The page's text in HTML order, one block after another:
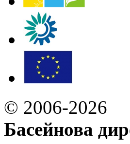
© 2006-2026
Басейнова